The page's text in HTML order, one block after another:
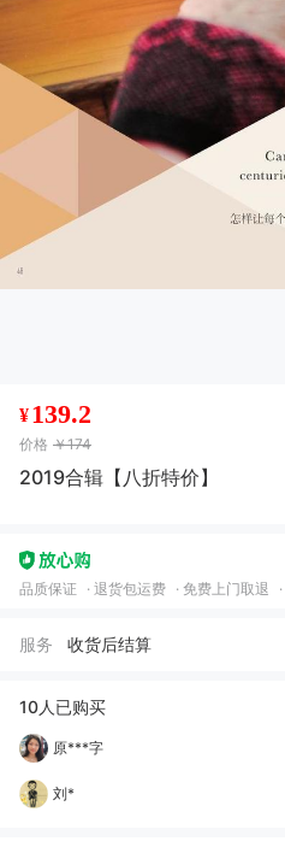
¥139.2
价格 ￥174
2019合辑【八折特价】
品质保证 退货包运费 免费上门取退
服务 收货后结算
10人已购买
D***g
一*
原***字
刘*
高***）
猫*